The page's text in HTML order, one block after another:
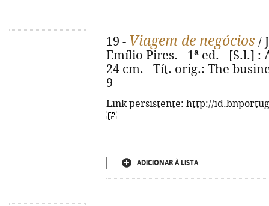
19 - Viagem de negócios /
Emílio Pires. - 1ª ed. - [S.l.] :
24 cm. - Tít. orig.: The
9
Link persistente: http://
ADICIONAR À LISTA